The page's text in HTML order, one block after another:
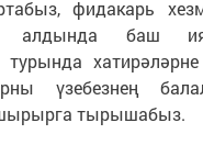
фидакарь
алдында баш
үзебезнең
тырышабыз.